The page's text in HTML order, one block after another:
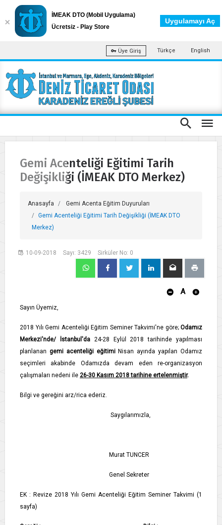
Üye Giriş Türkçe English
Gemi Acenteliği Eğitimi Tarih
Değişikliği (İMEAK DTO Merkez)
Anasayfa
Gemi Acenta Eğitim Duyuruları
Gemi Acenteliği Eğitimi Tarih Değişikliği (İMEAK DTO
Merkez)
10-09-2018 Sayı: 3429 Sirküler No: 0
A
​Sayın Üyemiz,
2018 Yılı Gemi Acenteliği Eğitim Seminer Takvimi'ne göre; Odamız
Merkezi'nde/ İstanbul'da24-28 Eylül 2018 tarihinde yapılması
planlanan gemi acenteliği eğitimiNisan ayında yapılan Odamız
seçimleri akabinde Odamızda devam eden re-organizasyon
çalışmaları nedeni ile 26-30 Kasım 2018 tarihine ertelenmiştir.
Bilgi ve gereğini arz/rica ederiz.
Saygılarımızla,
Murat TUNCER
Genel Sekreter
EK : Revize 2018 Yılı Gemi Acenteliği Eğitim Seminer Takvimi (1
sayfa)
İMEAK DTO (Mobil Uygulama)
Ücretsiz - Play Store
Uygulamayı Aç